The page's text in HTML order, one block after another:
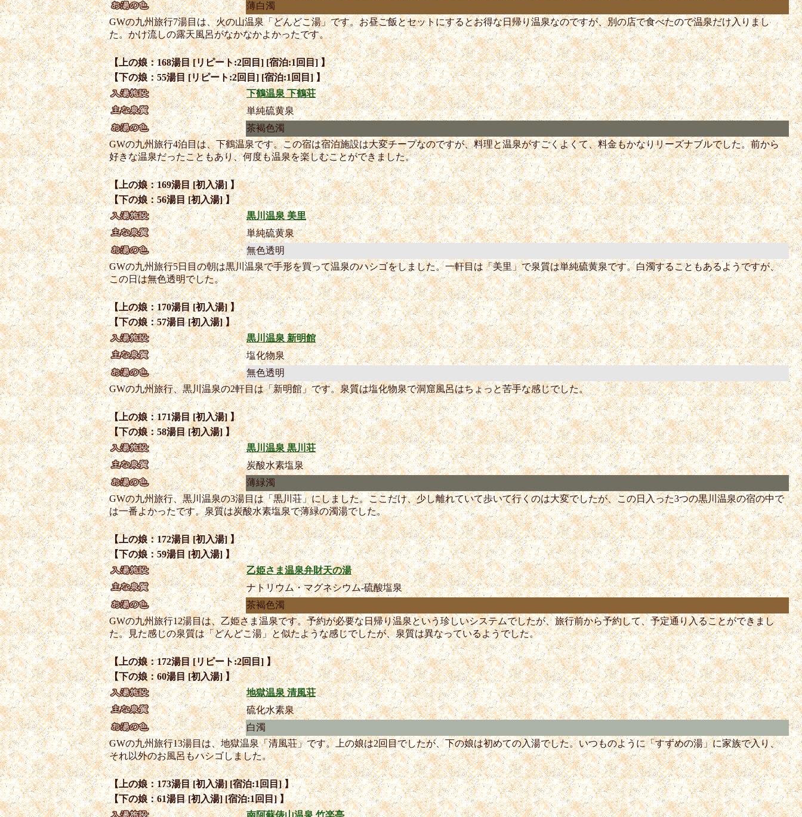
薄白濁
GWの九州旅行7湯目は、火の山温泉「どんどこ湯」です。お昼ご飯とセットにするとお得な日帰り温泉なのですが、別の店で食べたので温泉だけ入りまし
た。かけ流しの露天風呂がなかなかよかったです。
【上の娘：168湯目 [リピート:2回目] [宿泊:1回目] 】
【下の娘：55湯目 [リピート:2回目] [宿泊:1回目] 】
下鶴温泉 下鶴荘
単純硫黄泉
茶褐色濁
GWの九州旅行4泊目は、下鶴温泉です。この宿は宿泊施設は大変チープなのですが、料理と温泉がすごくよくて、料金もかなりリーズナブルでした。前から
好きな温泉だったこともあり、何度も温泉を楽しむことができました。
【上の娘：169湯目 [初入湯] 】
【下の娘：56湯目 [初入湯] 】
黒川温泉 美里
単純硫黄泉
無色透明
GWの九州旅行5日目の朝は黒川温泉で手形を買って温泉のハシゴをしました。一軒目は「美里」で泉質は単純硫黄泉です。白濁することもあるようですが、
この日は無色透明でした。
【上の娘：170湯目 [初入湯] 】
【下の娘：57湯目 [初入湯] 】
黒川温泉 新明館
塩化物泉
無色透明
GWの九州旅行、黒川温泉の2軒目は「新明館」です。泉質は塩化物泉で洞窟風呂はちょっと苦手な感じでした。
【上の娘：171湯目 [初入湯] 】
【下の娘：58湯目 [初入湯] 】
黒川温泉 黒川荘
炭酸水素塩泉
薄緑濁
GWの九州旅行、黒川温泉の3湯目は「黒川荘」にしました。ここだけ、少し離れていて歩いて行くのは大変でしたが、この日入った3つの黒川温泉の宿の中で
は一番よかったです。泉質は炭酸水素塩泉で薄緑の濁湯でした。
【上の娘：172湯目 [初入湯] 】
【下の娘：59湯目 [初入湯] 】
乙姫さま温泉弁財天の湯
ナトリウム・マグネシウム-硫酸塩泉
茶褐色濁
GWの九州旅行12湯目は、乙姫さま温泉です。予約が必要な日帰り温泉という珍しいシステムでしたが、旅行前から予約して、予定通り入ることができまし
た。見た感じの泉質は「どんどこ湯」と似たような感じでしたが、泉質は異なっているようでした。
【上の娘：172湯目 [リピート:2回目] 】
【下の娘：60湯目 [初入湯] 】
地獄温泉 清風荘
硫化水素泉
白濁
GWの九州旅行13湯目は、地獄温泉「清風荘」です。上の娘は2回目でしたが、下の娘は初めての入湯でした。いつものように「すずめの湯」に家族で入り、
それ以外のお風呂もハシゴしました。
【上の娘：173湯目 [初入湯] [宿泊:1回目] 】
【下の娘：61湯目 [初入湯] [宿泊:1回目] 】
南阿蘇俵山温泉 竹楽亭